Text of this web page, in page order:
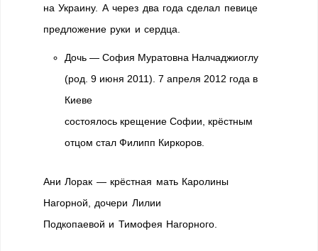
на Украину. А через два года сделал певице
предложение руки и сердца.
Дочь — София Муратовна Налчаджиоглу
(род. 9 июня 2011). 7 апреля 2012 года в
Киеве
состоялось крещение Софии, крёстным
отцом стал Филипп Киркоров.
Ани Лорак — крёстная мать Каролины
Нагорной, дочери Лилии
Подкопаевой и Тимофея Нагорного.